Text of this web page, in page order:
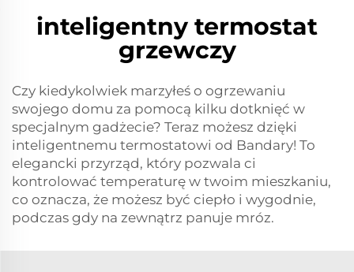
inteligentny termostat
grzewczy
Czy kiedykolwiek marzyłeś o ogrzewaniu
swojego domu za pomocą kilku dotknięć w
specjalnym gadżecie? Teraz możesz dzięki
inteligentnemu termostatowi od Bandary! To
elegancki przyrząd, który pozwala ci
kontrolować temperaturę w twoim mieszkaniu,
co oznacza, że możesz być ciepło i wygodnie,
podczas gdy na zewnątrz panuje mróz.